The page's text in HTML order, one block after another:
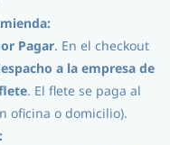
//
Pagar. En el checkout
a la empresa de
. El flete se paga al
oficina o domicilio).